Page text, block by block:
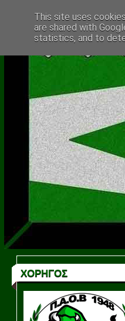
ΧΟΡΗΓΟΣ
This site uses
are shared with
statistics, and to